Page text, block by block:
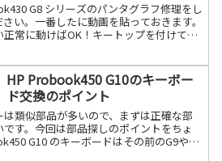
G8 シリーズのパンタグラフ修理をし
い。一番したに動画を貼っておきます。
常に動けばOK！キートップを付けて終
HP Probook450 G10のキーボー
ド交換のポイント
類似部品が多いので、まずは正確な部
す。今回は部品探しのポイントをちょ
G10 のキーボードはその前のG9やG8